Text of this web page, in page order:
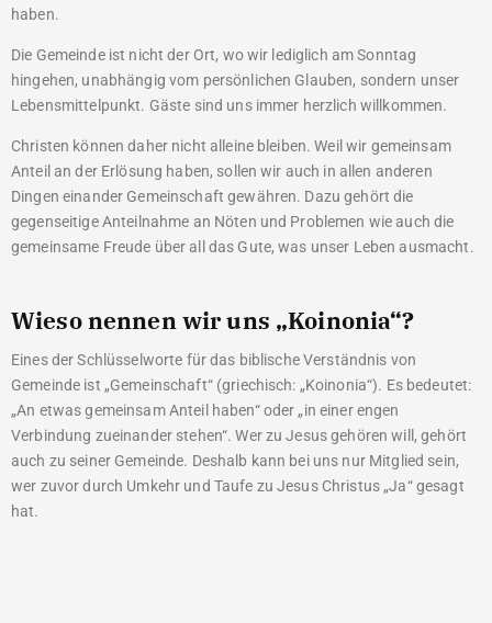
haben.
Die Gemeinde ist nicht der Ort, wo wir lediglich am Sonntag
hingehen, unabhängig vom persönlichen Glauben, sondern unser
Lebensmittelpunkt. Gäste sind uns immer herzlich willkommen.
Christen können daher nicht alleine bleiben. Weil wir gemeinsam
Anteil an der Erlösung haben, sollen wir auch in allen anderen
Dingen einander Gemeinschaft gewähren. Dazu gehört die
gegenseitige Anteilnahme an Nöten und Problemen wie auch die
gemeinsame Freude über all das Gute, was unser Leben ausmacht.
Wieso nennen wir uns „Koinonia“?
Eines der Schlüsselworte für das biblische Verständnis von
Gemeinde ist „Gemeinschaft“ (griechisch: „Koinonia“). Es bedeutet:
„An etwas gemeinsam Anteil haben“ oder „in einer engen
Verbindung zueinander stehen“. Wer zu Jesus gehören will, gehört
auch zu seiner Gemeinde. Deshalb kann bei uns nur Mitglied sein,
wer zuvor durch Umkehr und Taufe zu Jesus Christus „Ja“ gesagt
hat.